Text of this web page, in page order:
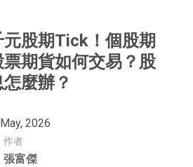
股期Tick！個股期
期貨如何交易？股
麼辦？
2026
作者
張富傑